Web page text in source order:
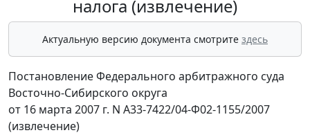
налога (извлечение)
Актуальную версию документа смотрите здесь
Постановление Федерального арбитражного суда
Восточно-Сибирского округа
от 16 марта 2007 г. N А33-7422/04-Ф02-1155/2007
(извлечение)